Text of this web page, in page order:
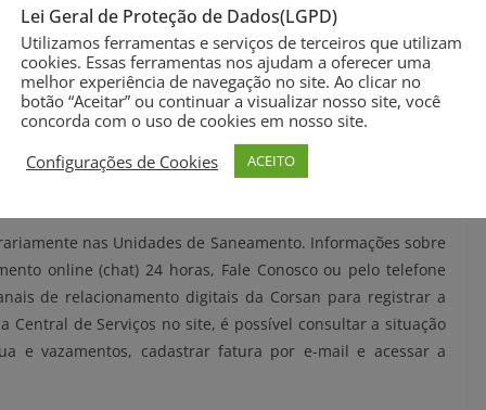
a partir de 23 de março. Neste período, as faturas
e enviadas pelos Correios. Na próxima leitura, o sistema
Em caso de não recebimento da fatura, a segunda via
no site.
nas Unidades de Saneamento. Informações sobre
online (chat) 24 horas, Fale Conosco ou pelo telefone
de relacionamento digitais da Corsan para registrar a
Central de Serviços no site, é possível consultar a situação
e vazamentos, cadastrar fatura por e-mail e acessar a
Lei Geral de Proteção de Dados(LGPD)
Utilizamos ferramentas e serviços de terceiros que utilizam
cookies. Essas ferramentas nos ajudam a oferecer uma
melhor experiência de navegação no site. Ao clicar no
botão “Aceitar” ou continuar a visualizar nosso site, você
concorda com o uso de cookies em nosso site.
Configurações de Cookies
ACEITO